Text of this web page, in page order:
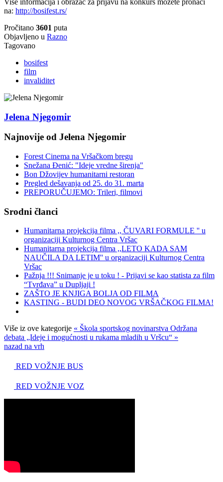
na: http://bosifest.rs/
Pročitano 3601 puta
Objavljeno u Razno
Tagovano
bosifest
film
invaliditet
Jelena Njegomir
Najnovije od Jelena Njegomir
Forest Cinema na Vršačkom bregu
Snežana Đenić: "Ideje vredne širenja"
Bon Džovijev humanitarni restoran
Pregled dešavanja od 25. do 31. marta
PREPORUČUJEMO: Trileri, filmovi
Srodni članci
Humanitarna projekcija filma ,, ČUVARI FORMULE '' u
organizaciji Kulturnog Centra Vršac
Humanitarna projekcija filma ,,LETO KADA SAM
NAUČILA DA LETIM'' u organizaciji Kulturnog Centra
Vršac
Pažnja !!! Snimanje je u toku ! - Prijavi se kao statista za film
“Tvrđava” u Dupljaji !
ZAŠTO JE KNJIGA BOLJA OD FILMA
KASTING - BUDI DEO NOVOG VRŠAČKOG FILMA!
Više iz ove kategorije « Škola sportskog novinarstva Održana
debata „Ideje i mogućnosti u rukama mladih u Vršcu“ »
nazad na vrh
RED VOŽNJE BUS
RED VOŽNJE VOZ